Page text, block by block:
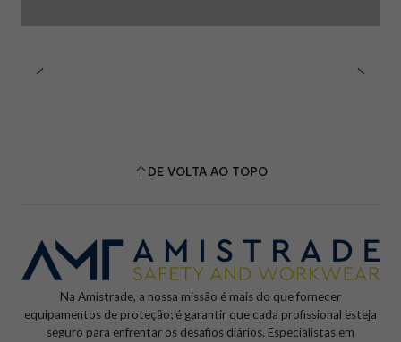
DE VOLTA AO TOPO
Na Amistrade, a nossa missão é mais do que fornecer
equipamentos de proteção; é garantir que cada profissional esteja
seguro para enfrentar os desafios diários. Especialistas em